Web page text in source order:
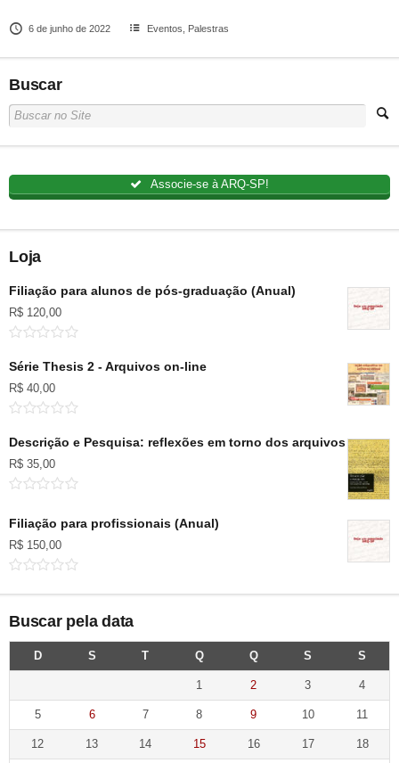
6 de junho de 2022 Eventos Palestras
Buscar
Associe-se à ARQ-SP!
Loja
Filiação para alunos de pós-graduação (Anual)
R$ 120,00
Série Thesis 2 - Arquivos on-line
R$ 40,00
Descrição e Pesquisa: reflexões em torno dos arquivos
R$ 35,00
Filiação para profissionais (Anual)
R$ 150,00
Buscar pela data
D S T Q Q S S
1 2 3 4
5 6 7 8 9 10 11
12 13 14 15 16 17 18